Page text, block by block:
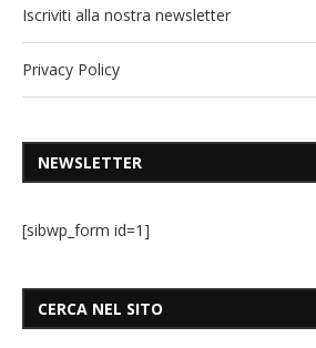
Iscriviti alla nostra newsletter
Privacy Policy
NEWSLETTER
[sibwp_form id=1]
CERCA NEL SITO